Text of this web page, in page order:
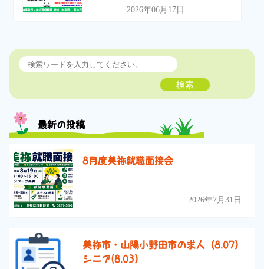
2026年06月17日
検索
最新の投稿
8月度美祢就職面接会
2026年7月31日
美祢市・山陽小野田市の求人（8.07）
シニア(8.03）